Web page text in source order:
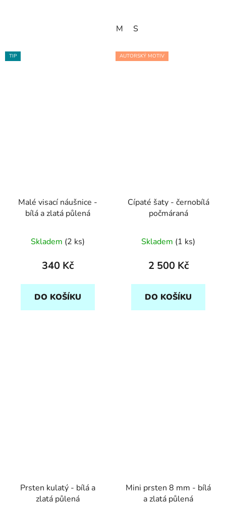
M S
TIP
Malé visací náušnice -
bílá a zlatá půlená
Skladem (2 ks)
340 Kč
DO KOŠÍKU
AUTORSKÝ MOTIV
Cípaté šaty - černobílá
počmáraná
Skladem (1 ks)
2 500 Kč
DO KOŠÍKU
Prsten kulatý - bílá a
zlatá půlená
Mini prsten 8 mm - bílá
a zlatá půlená